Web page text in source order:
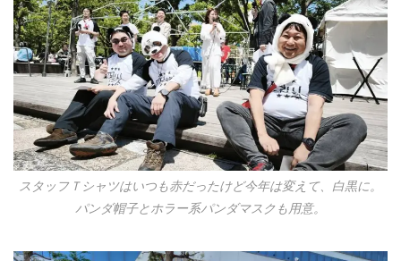
スタッフＴシャツはいつも赤だったけど今年は変えて、白黒に。
パンダ帽子とホラー系パンダマスクも用意。